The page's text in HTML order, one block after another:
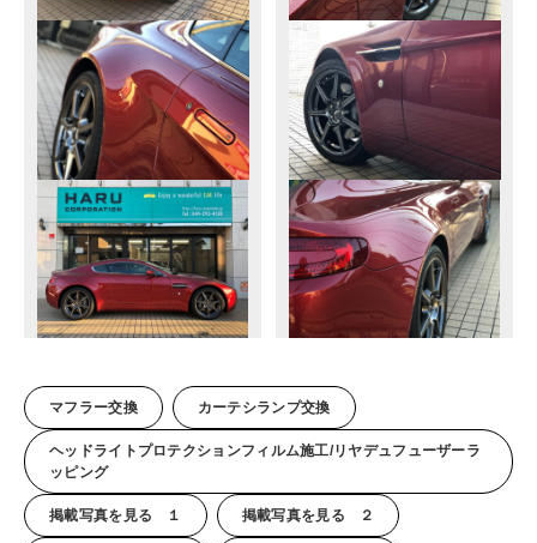
マフラー交換 カーテシランプ交換
ヘッドライトプロテクションフィルム施工/リヤデュフューザーラ
ッピング
掲載写真を見る １ 掲載写真を見る ２